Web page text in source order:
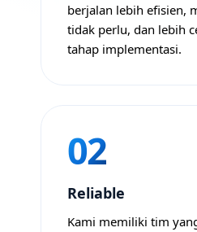
berjalan lebih efisien,
tidak perlu, dan lebih
tahap implementasi.
02
Reliable
Kami memiliki tim